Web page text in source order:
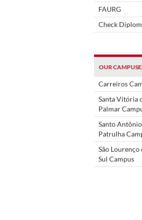
FAURG
Check
OUR
Carreiros
Santa Vitória
Palmar
Santo
Patrulha
São Lourenço
Sul Campus